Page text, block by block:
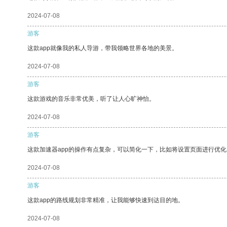
2024-07-08
游客
这款app就像我的私人导游，带我领略世界各地的美景。
2024-07-08
游客
这款游戏的音乐非常优美，听了让人心旷神怡。
2024-07-08
游客
这款加速器app的操作有点复杂，可以简化一下，比如将设置页面进行优
2024-07-08
游客
这款app的路线规划非常精准，让我能够快速到达目的地。
2024-07-08